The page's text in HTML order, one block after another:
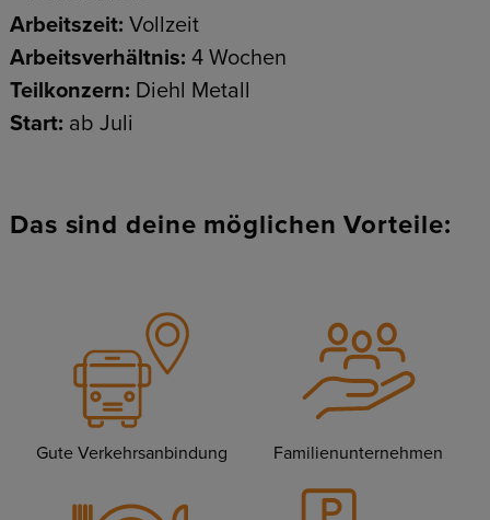
Arbeitszeit: Vollzeit
Arbeitsverhältnis: 4 Wochen
Teilkonzern: Diehl Metall
Start: ab Juli
Das sind deine möglichen Vorteile:
Gute Verkehrsanbindung Familienunternehmen